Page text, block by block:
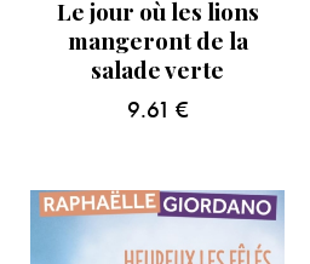
Le jour où les lions
mangeront de la
salade verte
9.61 €